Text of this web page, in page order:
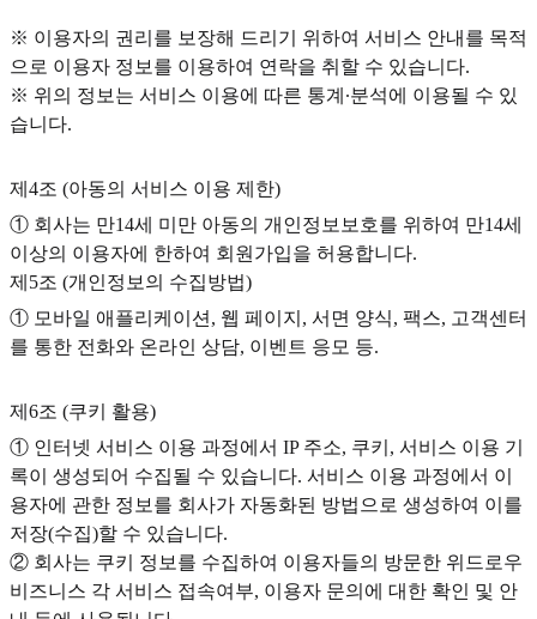
※ 이용자의 권리를 보장해 드리기 위하여 서비스 안내를 목적
으로 이용자 정보를 이용하여 연락을 취할 수 있습니다.
※ 위의 정보는 서비스 이용에 따른 통계∙분석에 이용될 수 있
습니다.
제4조 (아동의 서비스 이용 제한)
① 회사는 만14세 미만 아동의 개인정보보호를 위하여 만14세
이상의 이용자에 한하여 회원가입을 허용합니다.
제5조 (개인정보의 수집방법)
① 모바일 애플리케이션, 웹 페이지, 서면 양식, 팩스, 고객센터
를 통한 전화와 온라인 상담, 이벤트 응모 등.
제6조 (쿠키 활용)
① 인터넷 서비스 이용 과정에서 IP 주소, 쿠키, 서비스 이용 기
록이 생성되어 수집될 수 있습니다. 서비스 이용 과정에서 이
용자에 관한 정보를 회사가 자동화된 방법으로 생성하여 이를
저장(수집)할 수 있습니다.
② 회사는 쿠키 정보를 수집하여 이용자들의 방문한 위드로우
비즈니스 각 서비스 접속여부, 이용자 문의에 대한 확인 및 안